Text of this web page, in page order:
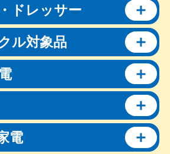
ドレッサー
ル対象品
電